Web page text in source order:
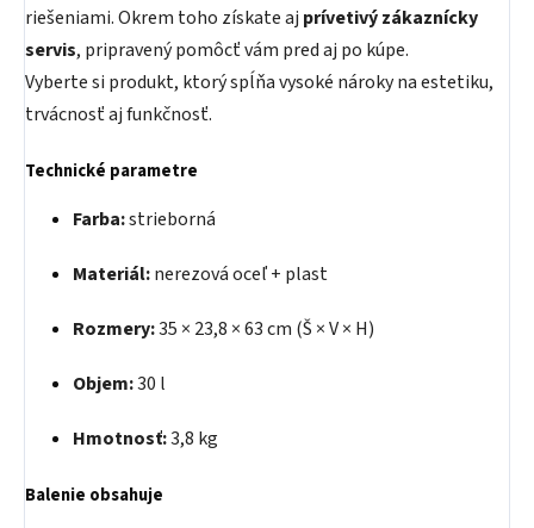
riešeniami. Okrem toho získate aj prívetivý zákaznícky
servis, pripravený pomôcť vám pred aj po kúpe.
Vyberte si produkt, ktorý spĺňa vysoké nároky na estetiku,
trvácnosť aj funkčnosť.
Technické parametre
Farba:strieborná
Materiál:nerezová oceľ + plast
Rozmery:35 × 23,8 × 63 cm (Š × V × H)
Objem:30 l
Hmotnosť:3,8 kg
Balenie obsahuje